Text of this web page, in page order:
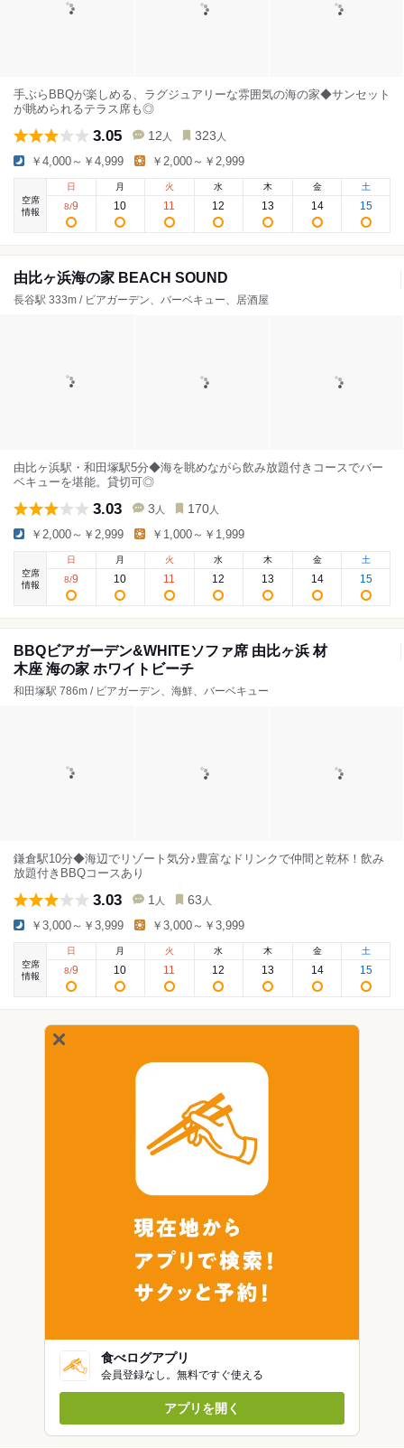
手ぶらBBQが楽しめる、ラグジュアリーな雰囲気の海の家◆サンセット
が眺められるテラス席も◎
3.05 12 人 323 人
￥4,000～￥4,999 ￥2,000～￥2,999
空席
情報
日
8/9
月
10
火
11
水
12
木
13
金
14
土
15
由比ヶ浜海の家 BEACH SOUND
長谷駅 333m / ビアガーデン、バーベキュー、居酒屋
由比ヶ浜駅・和田塚駅5分◆海を眺めながら飲み放題付きコースでバー
ベキューを堪能。貸切可◎
3.03 3 人 170 人
￥2,000～￥2,999 ￥1,000～￥1,999
空席
情報
日
8/9
月
10
火
11
水
12
木
13
金
14
土
15
BBQビアガーデン&WHITEソファ席 由比ヶ浜 材
木座 海の家 ホワイトビーチ
和田塚駅 786m / ビアガーデン、海鮮、バーベキュー
鎌倉駅10分◆海辺でリゾート気分♪豊富なドリンクで仲間と乾杯！飲み
放題付きBBQコースあり
3.03 1 人 63 人
￥3,000～￥3,999 ￥3,000～￥3,999
空席
情報
日
8/9
月
10
火
11
水
12
木
13
金
14
土
15
食べログアプリ
会員登録なし。無料ですぐ使える
アプリを開く